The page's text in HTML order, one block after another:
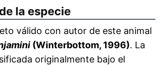
la especie
válido con autor de este animal
(Winterbottom, 1996). La
originalmente bajo el